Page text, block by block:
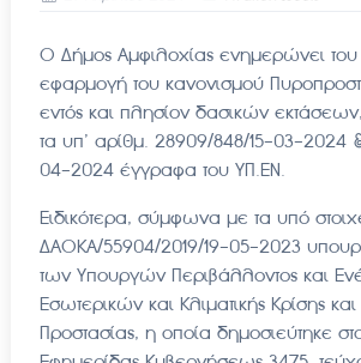
Ο Δήμος Αμφιλοχίας ενημερώνει του
εφαρμογή του κανονισμού
εντός και πλησίον δασικών
τα υπ’ αρίθμ. 28909/848/15-03-2024
04-2024 έγγραφα του ΥΠ.ΕΝ.
Ειδικότερα, σύμφωνα με τα υπό
ΔΑΟΚΑ/55904/2019/19-05-2023
των Υπουργών Περιβάλλοντος και
Εσωτερικών και Κλιματικής Κρίσης και
Προστασίας, η οποία δημοσιεύτηκε